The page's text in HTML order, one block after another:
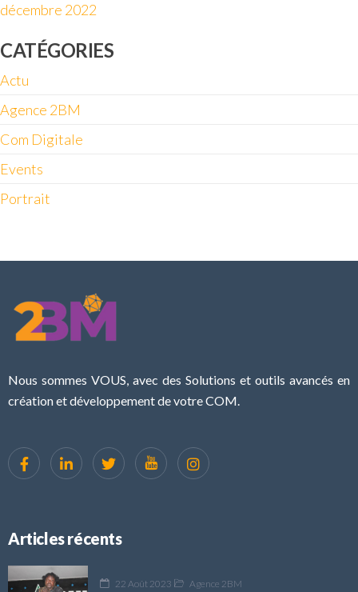
décembre 2022
CATÉGORIES
Actu
Agence 2BM
Com Digitale
Events
Portrait
Nous sommes VOUS, avec des Solutions et outils avancés en
création et développement de votre COM.
Articles récents
22 Août 2023 Agence 2BM